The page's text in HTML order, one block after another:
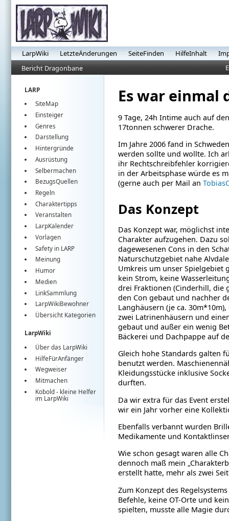
LarpWiki LetzteÄnderungen SeiteFinden HilfeInhalt
Bericht Dragonbane
LARP
SiteMap
Einsteiger
Genres
Darstellung
Hintergründe
Ausrüstung
Selbermachen
BezugsQuellen
Regeln
Charaktertipps
Veranstalten
LarpKalender
Vorlagen
Safety in LARP
Meinung
Humor
Medien
LinkSammlung
LarpWikiBewohner
Übersicht Kategorien
LarpWiki
Über das LarpWiki
HilfeFürAnfänger
Wegweiser
Mitmachen
Kobold - kleine Helfer
im LarpWiki
Es war einmal
9 Tage, 24h Intime auch auf
17tonnen schwerer Drache.
Im Jahre 2006 fand in
werden sollte und wollte. Ich
ihr Rechtschreibfehler
in der Arbeitsphase würde es
(gerne auch per Mail an
Das Konzept
Das Konzept war, möglichst
Charakter aufzugehen. Dazu
dagewesenen Cons in den
Naturschutzgebiet nahe
Umkreis um unser Spielgebiet
kein Strom, keine
drei Fraktionen (Cinderhill, die
den Con gebaut und nachher
Langhäusern (je ca.
zwei Latrinenhäusern und
gebaut und außer ein wenig
Bäckerei und Dachpappe auf
Gleich hohe Standards galten
benutzt werden.
Kleidungsstücke inklusive
durften.
Da wir extra für das Event
wir ein Jahr vorher eine
Ebenfalls verbannt wurden
Medikamente und
Wie schon gesagt waren alle
dennoch maß mein
erstellt hatte, mehr als zwei
Zum Konzept des
Befehle, keine OT-Orte und
spielten, musste alle Magie